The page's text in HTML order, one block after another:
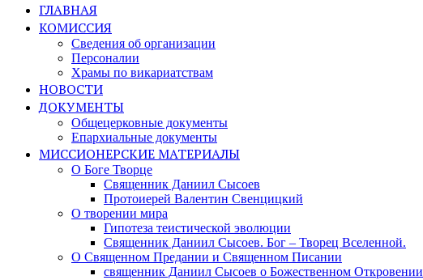
ГЛАВНАЯ
КОМИССИЯ
Сведения об организации
Персоналии
Храмы по викариатствам
НОВОСТИ
ДОКУМЕНТЫ
Общецерковные документы
Епархиальные документы
МИССИОНЕРСКИЕ МАТЕРИАЛЫ
О Боге Творце
Священник Даниил Сысоев
Протоиерей Валентин Свенцицкий
О творении мира
Гипотеза теистической эволюции
Священник Даниил Сысоев. Бог – Творец Вселенной.
О Священном Предании и Священном Писании
священник Даниил Сысоев о Божественном Откровении